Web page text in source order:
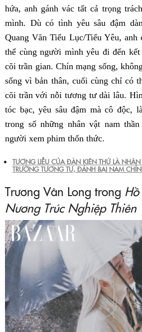
hứa, anh gánh vác tất cả trọng
mình. Dù có tình yêu sâu đậm
Quang Văn Tiểu Lục/Tiểu Yêu, anh
thể cùng người mình yêu đi đến
cõi trần gian. Chín mạng sống,
sống vì bản thân, cuối cùng chỉ có
cõi trần với nỗi tương tư dài lâu.
tóc bạc, yêu sâu đậm mà cô độc,
trong số những nhân vật nam
người xem phim thổn thức.
TƯƠNG LIỄU CỦA ĐÀN KIỆN THỨ LÀ
TRƯỜNG TƯƠNG TƯ, ĐÁNH BẠI NAM
Trương Vân Long trong
Nương Trúc Nghiệp Thiên